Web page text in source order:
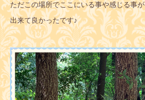
ただこの場所でここにいる事や感じる事が
出来て良かったです♪